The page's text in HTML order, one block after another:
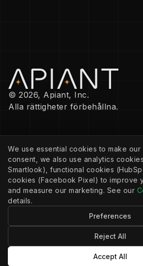
© 2026, Apiant, Inc.
Alla rättigheter förbehållna.
Integritetspolicy
Cookiepolicy
Cookie-inställningar
Användarvillkor
RESURSER
Dokumentation
We use essential cookies to make
consent, we also use analytics
Smartlook), functional cookies
cookies (Facebook Pixel) to improve
and measure our marketing. See our
details.
Preferences
Reject All
Accept All